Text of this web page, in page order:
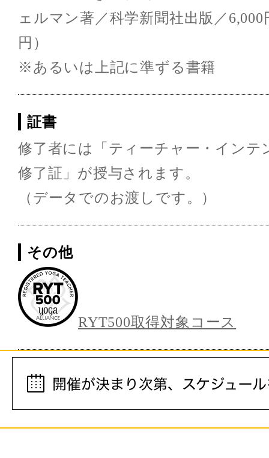
ェルマン著／科学新聞社出版／6,000
円）
※あるいは上記に準ずる書籍
証書
修了者には「ティーチャー・インテ
修了証」が授与されます。
（データでのお渡しです。）
その他
RYT500取得対象コース